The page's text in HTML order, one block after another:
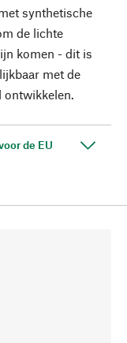
synthetische
de lichte
komen - dit is
met de
ontwikkelen.
de EU